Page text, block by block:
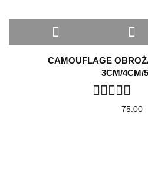
CAMOUFLAGE
3CM/4CM/
75.00